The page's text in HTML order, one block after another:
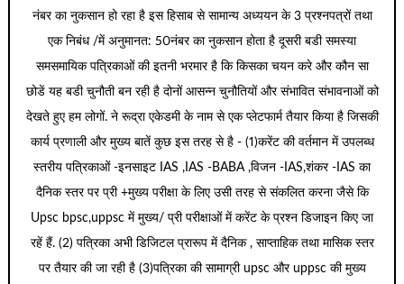
नंबर का नुकसान हो रहा है इस हिसाब से सामान्य अध्ययन के 3 प्रश्नपत्रों तथा
एक निबंध /में अनुमानत: 50नंबर का नुकसान होता है दूसरी बडी समस्या
समसमायिक पत्रिकाओं की इतनी भरमार है कि किसका चयन करे और कौन सा
छोडें यह बडी चुनौती बन रही है दोनों आसन्न चुनौतियों और संभावित संभावनाओं को
देखते हुए हम लोगों. ने रूद्रा एकेडमी के नाम से एक प्लेटफार्म तैयार किया है जिसकी
कार्य प्रणाली और मुख्य बातें कुछ इस तरह से है - (1)करेंट की वर्तमान में उपलब्ध
स्तरीय पत्रिकाओं -इनसाइट IAS ,IAS -BABA ,विजन -IAS,शंकर -IAS का
दैनिक स्तर पर प्री +मुख्य परीक्षा के लिए उसी तरह से संकलित करना जैसे कि
Upsc bpsc,uppsc में मुख्य/ प्री परीक्षाओं में करेंट के प्रश्न डिजाइन किए जा
रहें हैं. (2) पत्रिका अभी डिजिटल प्रारूप में दैनिक , साप्ताहिक तथा मासिक स्तर
पर तैयार की जा रही है (3)पत्रिका की सामाग्री upsc और uppsc की मुख्य